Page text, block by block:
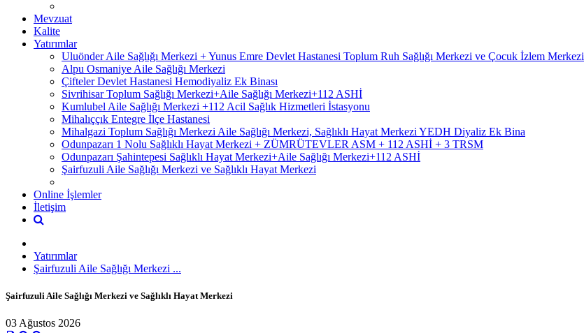
Mevzuat
Kalite
Yatırımlar
Uluönder Aile Sağlığı Merkezi + Yunus Emre Devlet Hastanesi Toplum Ruh Sağlığı Merkezi ve Çocuk İzlem Merkezi
Alpu Osmaniye Aile Sağlığı Merkezi
Çifteler Devlet Hastanesi Hemodiyaliz Ek Binası
Sivrihisar Toplum Sağlığı Merkezi+Aile Sağlığı Merkezi+112 ASHİ
Kumlubel Aile Sağlığı Merkezi +112 Acil Sağlık Hizmetleri İstasyonu
Mihalıççık Entegre İlçe Hastanesi
Mihalgazi Toplum Sağlığı Merkezi Aile Sağlığı Merkezi, Sağlıklı Hayat Merkezi YEDH Diyaliz Ek Bina
Odunpazarı 1 Nolu Sağlıklı Hayat Merkezi + ZÜMRÜTEVLER ASM + 112 ASHİ + 3 TRSM
Odunpazarı Şahintepesi Sağlıklı Hayat Merkezi+Aile Sağlığı Merkezi+112 ASHİ
Şairfuzuli Aile Sağlığı Merkezi ve Sağlıklı Hayat Merkezi
Online İşlemler
İletişim
Yatırımlar
Şairfuzuli Aile Sağlığı Merkezi ...
Şairfuzuli Aile Sağlığı Merkezi ve Sağlıklı Hayat Merkezi
03 Ağustos 2026